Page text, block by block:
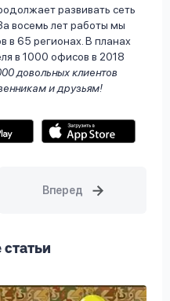
развивать сеть
восемь лет работы мы
в 65 регионах. В планах
в 1000 офисов в 2018
довольных клиентов
и друзьям!